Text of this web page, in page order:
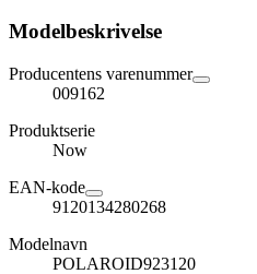
Modelbeskrivelse
Producentens varenummer
009162
Produktserie
Now
EAN-kode
9120134280268
Modelnavn
POLAROID923120